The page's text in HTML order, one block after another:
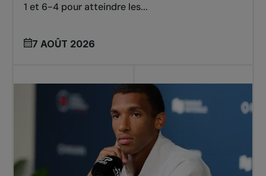
1 et 6-4 pour atteindre les...
7 AOÛT 2026